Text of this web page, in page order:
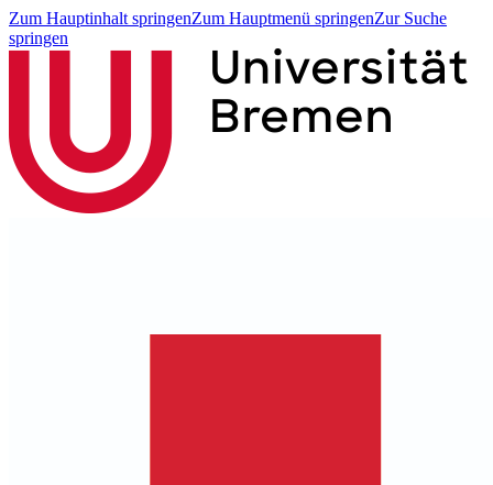
Zum Hauptinhalt springenZum Hauptmenü springenZur Suche
springen